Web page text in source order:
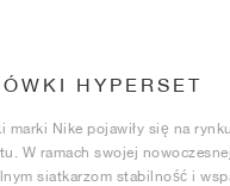
HYPERSET
marki Nike pojawiły się na
W ramach swojej
siatkarzom stabilność i